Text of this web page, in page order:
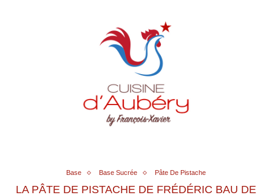
Base Base Sucrée Pâte De Pistache
LA PÂTE DE PISTACHE DE FRÉDÉRIC BAU DE